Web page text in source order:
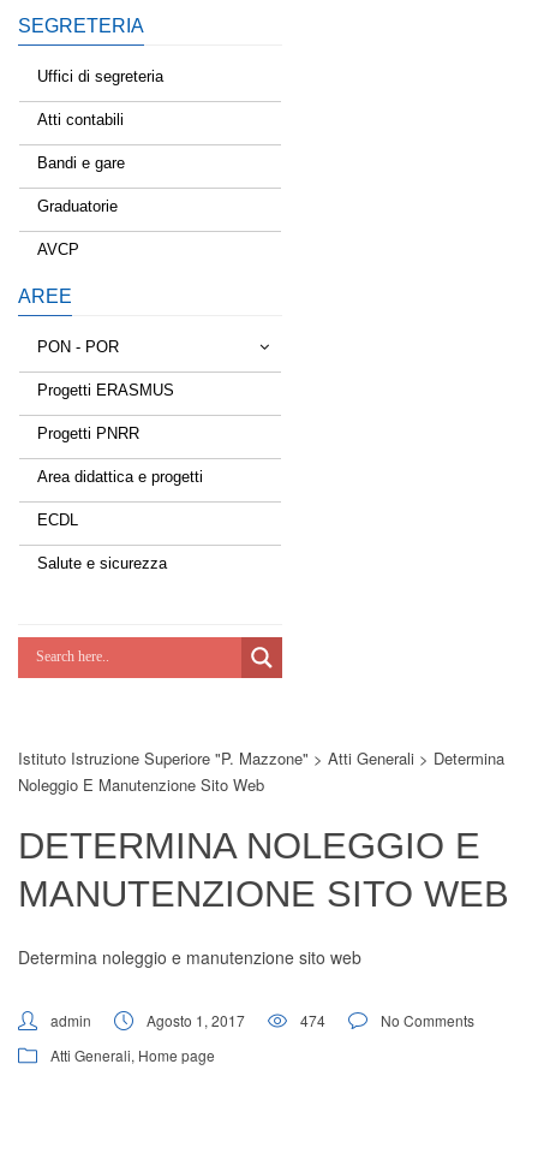
SEGRETERIA
Uffici di segreteria
Atti contabili
Bandi e gare
Graduatorie
AVCP
AREE
PON - POR
Tessere la rete
Estate a scuola
Scuola d'estate
Lab Green
Potenziamoci
Progetti ERASMUS
Progetti PNRR
Area didattica e progetti
ECDL
Salute e sicurezza
Istituto Istruzione Superiore "P. Mazzone" > Atti Generali > Determina
Noleggio E Manutenzione Sito Web
DETERMINA NOLEGGIO E
MANUTENZIONE SITO WEB
Determina noleggio e manutenzione sito web
admin Agosto 1, 2017 474
No Comments
Atti Generali, Home page